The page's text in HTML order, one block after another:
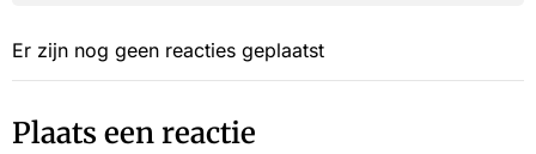
Er zijn nog geen reacties geplaatst
Plaats een reactie